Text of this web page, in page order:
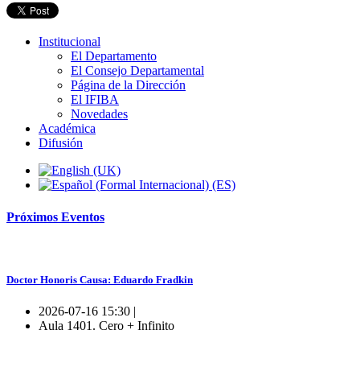
Institucional
El Departamento
El Consejo Departamental
Página de la Dirección
El IFIBA
Novedades
Académica
Difusión
Próximos Eventos
Doctor Honoris Causa: Eduardo Fradkin
2026-07-16 15:30 |
Aula 1401. Cero + Infinito